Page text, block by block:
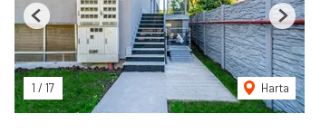
1 / 17 Harta
Previous Next